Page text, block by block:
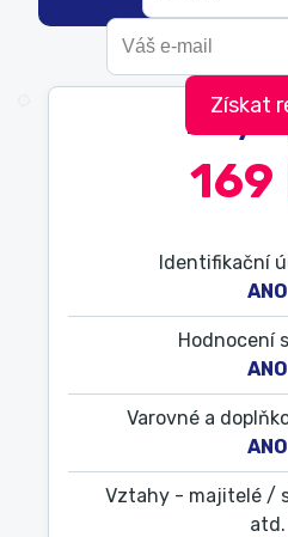
Malý
169
Identifikační
ANO
Hodnocení
ANO
Varovné a
ANO
Vztahy - majitelé /
atd.